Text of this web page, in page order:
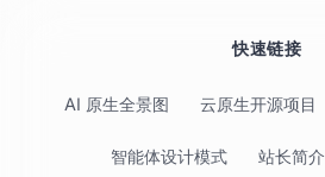
快速链接
AI 原生全景图 云原生开源项目
智能体设计模式 站长简介